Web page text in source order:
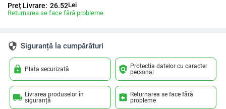
Preț Livrare: 26.52Lei
Returnarea se face fără probleme
security Siguranță la cumpărături
lock Plata securizată policy Protecția datelor cu caracter
personal
local_shipping Livrarea produselor în
siguranță
assignment_return Returnarea se face fără
probleme